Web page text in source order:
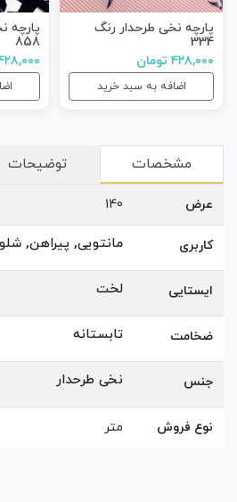
پارچه نخی طرحدار رنگ
334
۴۲۸,۰۰۰ تومان
اضافه به سبد خرید
پارچه
858
۴۲۸,۰۰۰
مشخصات توضیحات
عرض 140
کاربری مانتویی, پیراهن,
ایستایی لخت
ضخامت تابستانه
جنس نخی طرحدار
نوع فروش متر